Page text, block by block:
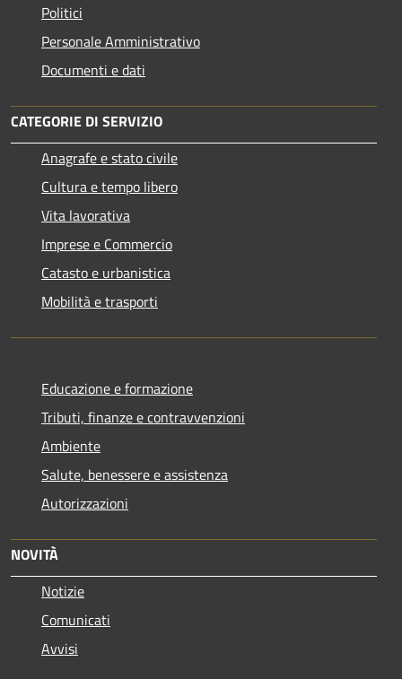
Politici
Personale Amministrativo
Documenti e dati
CATEGORIE DI SERVIZIO
Anagrafe e stato civile
Cultura e tempo libero
Vita lavorativa
Imprese e Commercio
Catasto e urbanistica
Mobilità e trasporti
Educazione e formazione
Tributi, finanze e contravvenzioni
Ambiente
Salute, benessere e assistenza
Autorizzazioni
NOVITÀ
Notizie
Comunicati
Avvisi